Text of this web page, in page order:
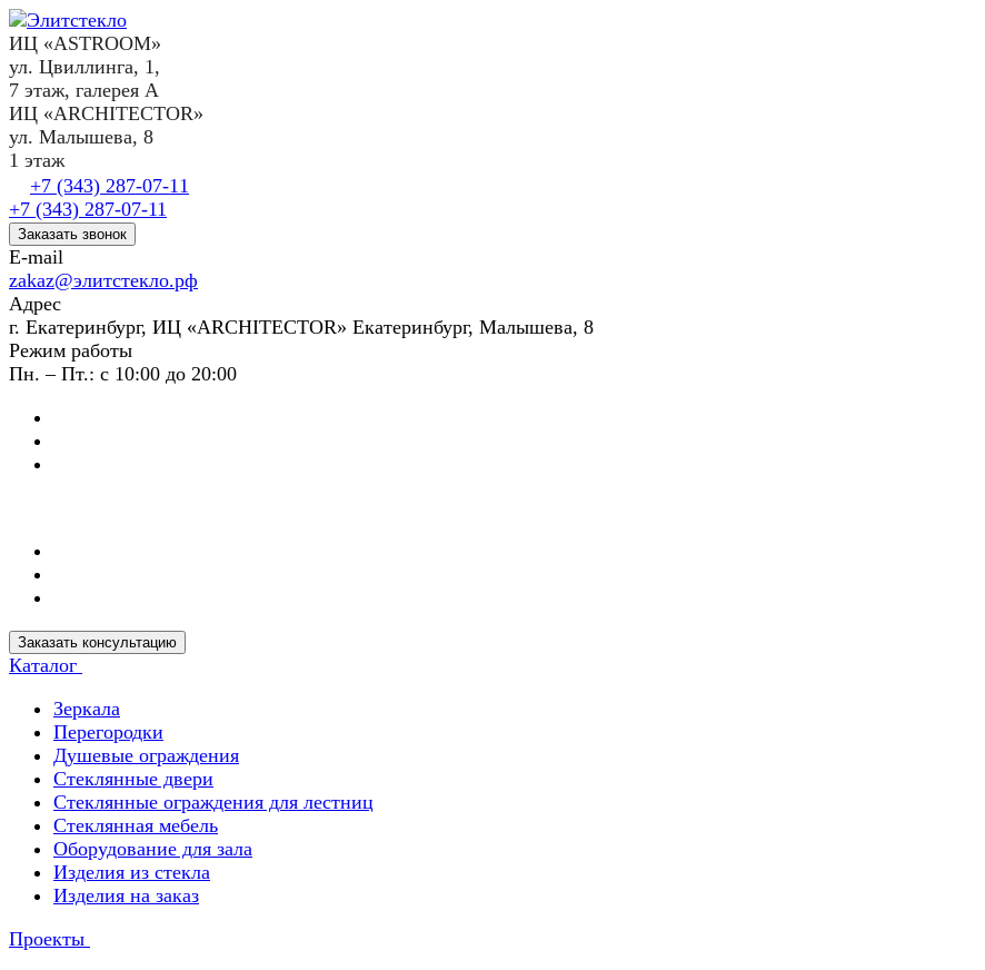
ИЦ «ASTROOM»
ул. Цвиллинга, 1,
7 этаж, галерея А
ИЦ «ARCHITECTOR»
ул. Малышева, 8
1 этаж
+7 (343) 287-07-11
+7 (343) 287-07-11
Заказать звонок
E-mail
zakaz@элитстекло.рф
Адрес
г. Екатеринбург, ИЦ «ARCHITECTOR» Екатеринбург, Малышева, 8
Режим работы
Пн. – Пт.: с 10:00 до 20:00
Заказать консультацию
Каталог
Зеркала
Перегородки
Душевые ограждения
Стеклянные двери
Стеклянные ограждения для лестниц
Стеклянная мебель
Оборудование для зала
Изделия из стекла
Изделия на заказ
Проекты